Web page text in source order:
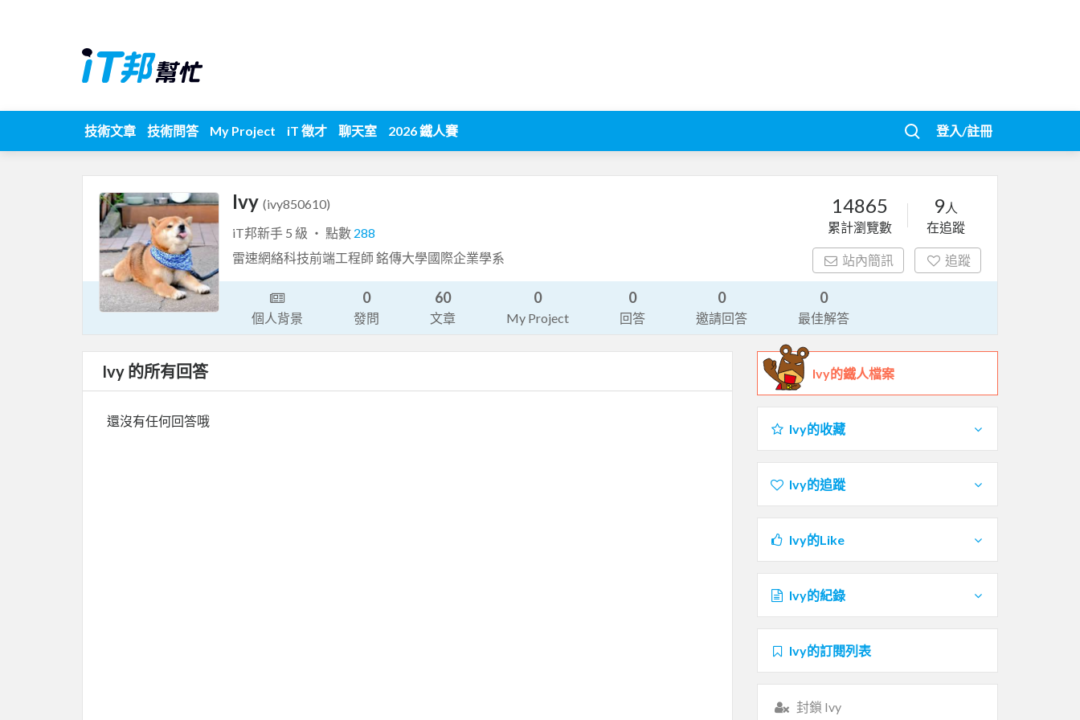
技術文章 技術問答 My Project iT 徵才 聊天室 2026 鐵人賽 登入/註冊
Ivy (ivy850610)
iT邦新手 5 級 ‧ 點數 288
雷速網絡科技前端工程師 銘傳大學國際企業學系
14865
累計瀏覽數
9人
在追蹤
站內簡訊 追蹤
個人背景
0
發問
60
文章
0
My Project
0
回答
0
邀請回答
0
最佳解答
Ivy 的所有回答
還沒有任何回答哦
Ivy的鐵人檔案
Ivy的收藏
Ivy的追蹤
Ivy的Like
Ivy的紀錄
Ivy的訂閱列表
封鎖 Ivy